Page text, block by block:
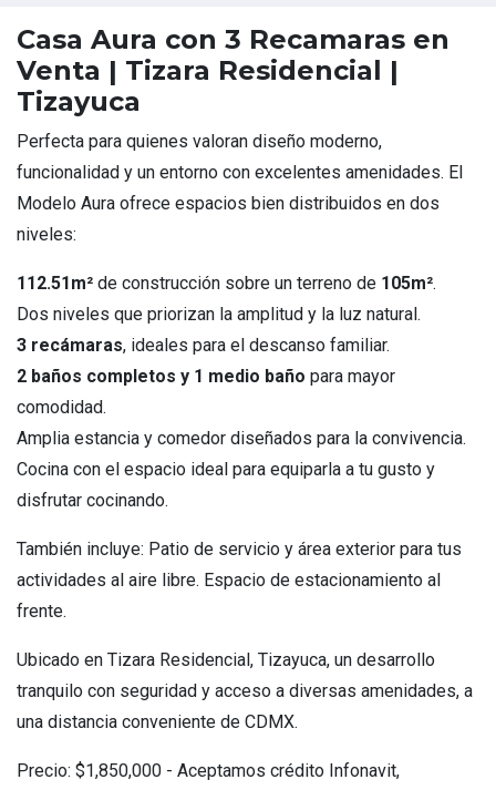
Casa Aura con 3 Recamaras en
Venta | Tizara Residencial |
Tizayuca
Perfecta para quienes valoran diseño moderno,
funcionalidad y un entorno con excelentes amenidades. El
Modelo Aura ofrece espacios bien distribuidos en dos
niveles:
112.51m² de construcción sobre un terreno de 105m².
Dos niveles que priorizan la amplitud y la luz natural.
3 recámaras, ideales para el descanso familiar.
2 baños completos y 1 medio baño para mayor
comodidad.
Amplia estancia y comedor diseñados para la convivencia.
Cocina con el espacio ideal para equiparla a tu gusto y
disfrutar cocinando.
También incluye: Patio de servicio y área exterior para tus
actividades al aire libre. Espacio de estacionamiento al
frente.
Ubicado en Tizara Residencial, Tizayuca, un desarrollo
tranquilo con seguridad y acceso a diversas amenidades, a
una distancia conveniente de CDMX.
Precio: $1,850,000 - Aceptamos crédito Infonavit,